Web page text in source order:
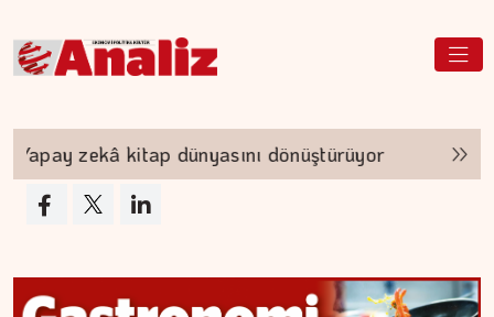
zekâ kitap dünyasını dönüştürüyor